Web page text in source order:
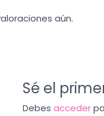
aún.
Sé el
Debesacceder